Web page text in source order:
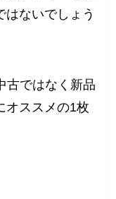
はないでしょう
古ではなく新品
オススメの1枚